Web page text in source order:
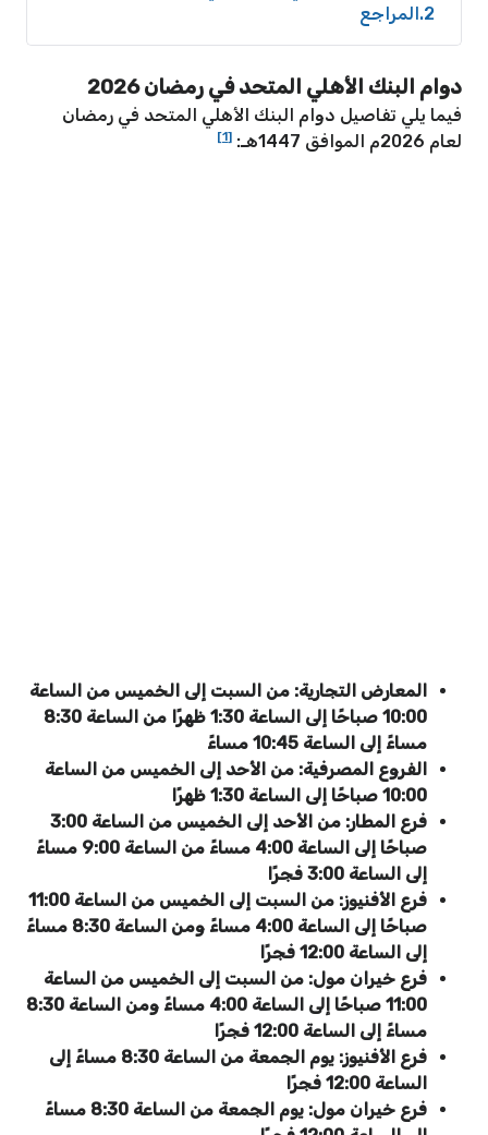
2 المراجع
دوام البنك الأهلي المتحد في رمضان 2026
فيما يلي تفاصيل دوام البنك الأهلي المتحد في رمضان
لعام 2026م الموافق 1447هـ:
[1]
المعارض التجارية: من السبت إلى الخميس من الساعة
10:00 صباحًا إلى الساعة 1:30 ظهرًا من الساعة 8:30
مساءً إلى الساعة 10:45 مساءً
الفروع المصرفية: من الأحد إلى الخميس من الساعة
10:00 صباحًا إلى الساعة 1:30 ظهرًا
فرع المطار: من الأحد إلى الخميس من الساعة 3:00
صباحًا إلى الساعة 4:00 مساءً من الساعة 9:00 مساءً
إلى الساعة 3:00 فجرًا
فرع الأفنيوز: من السبت إلى الخميس من الساعة 11:00
صباحًا إلى الساعة 4:00 مساءً ومن الساعة 8:30 مساءً
إلى الساعة 12:00 فجرًا
فرع خيران مول: من السبت إلى الخميس من الساعة
11:00 صباحًا إلى الساعة 4:00 مساءً ومن الساعة 8:30
مساءً إلى الساعة 12:00 فجرًا
فرع الأفنيوز: يوم الجمعة من الساعة 8:30 مساءً إلى
الساعة 12:00 فجرًا
فرع خيران مول: يوم الجمعة من الساعة 8:30 مساءً